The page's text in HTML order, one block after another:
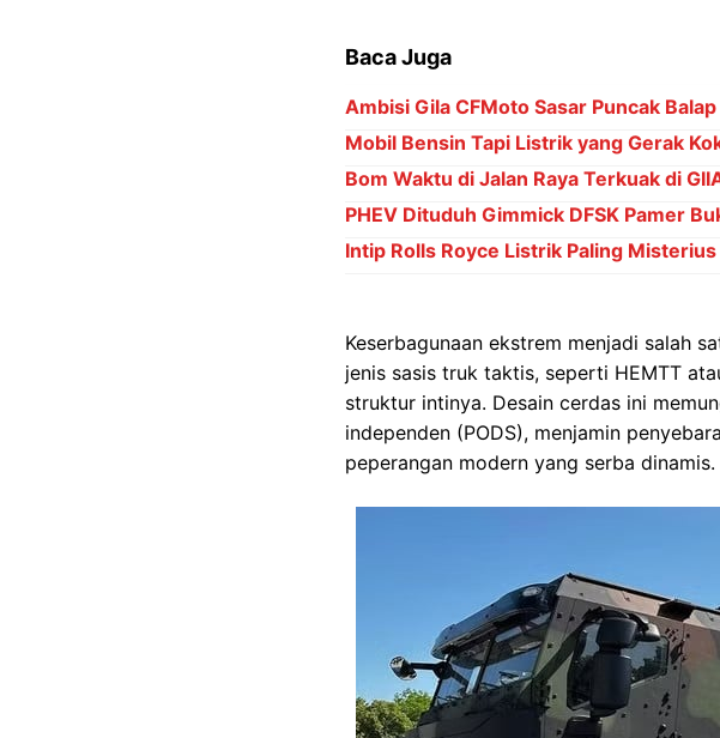
Baca Juga
Ambisi Gila CFMoto Sasar Puncak Balap
Mobil Bensin Tapi Listrik yang Gerak
Bom Waktu di Jalan Raya Terkuak di
PHEV Dituduh Gimmick DFSK Pamer
Intip Rolls Royce Listrik Paling Misterius
Keserbagunaan ekstrem menjadi salah
jenis sasis truk taktis, seperti HEMTT
struktur intinya. Desain cerdas ini
independen (PODS), menjamin
peperangan modern yang serba dinamis.